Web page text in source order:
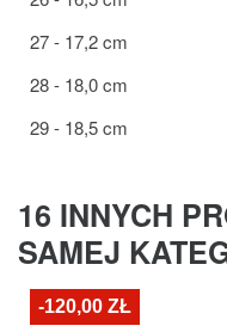
27 - 17,2 cm
28 - 18,0 cm
29 - 18,5 cm
16 INNYCH
SAMEJ
-120,00 ZŁ